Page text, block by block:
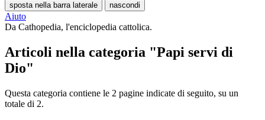
sposta nella barra laterale nascondi
Aiuto
Da Cathopedia, l'enciclopedia cattolica.
Articoli nella categoria "Papi servi di
Dio"
Questa categoria contiene le 2 pagine indicate di seguito, su un
totale di 2.